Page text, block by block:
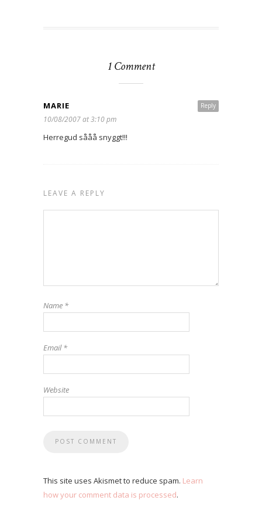
1 Comment
Reply
MARIE
10/08/2007 at 3:10 pm
Herregud sååå snyggt!!!
LEAVE A REPLY
Name *
Email*
Website
This site uses Akismet to reduce spam. Learn
how your comment data is processed.